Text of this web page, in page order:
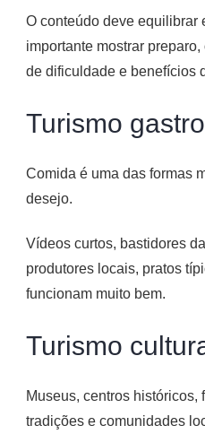
O conteúdo deve equilibrar
importante mostrar
de dificuldade e benefícios
Turismo
Comida é uma das formas
desejo.
Vídeos curtos, bastidores
produtores locais, pratos
funcionam muito bem.
Turismo
Museus, centros históricos,
tradições e comunidades